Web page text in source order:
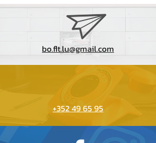
bo.flt.lu@gmail.com
+352 49 65 95